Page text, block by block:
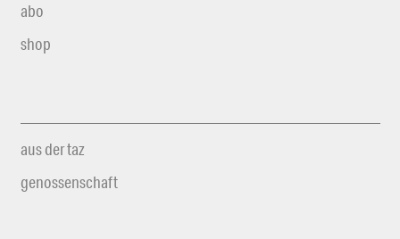
abo
shop
aus der taz
genossenschaft